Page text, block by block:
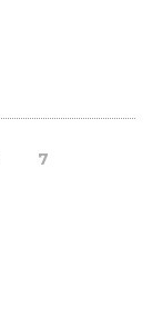
7